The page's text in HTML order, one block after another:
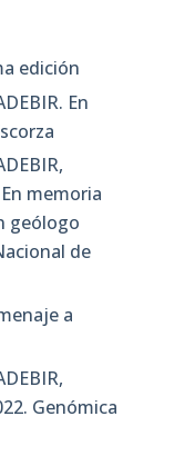
edición
En
memoria
geólogo
de
a
Genómica